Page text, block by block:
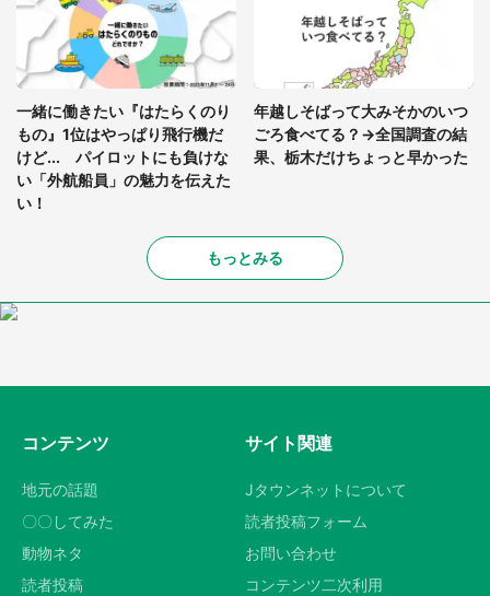
一緒に働きたい『はたらくのり
もの』1位はやっぱり飛行機だ
けど... パイロットにも負けな
い「外航船員」の魅力を伝えた
い！
年越しそばって大みそかのいつ
ごろ食べてる？→全国調査の結
果、栃木だけちょっと早かった
もっとみる
コンテンツ
地元の話題
〇〇してみた
動物ネタ
読者投稿
サイト関連
Jタウンネットについて
読者投稿フォーム
お問い合わせ
コンテンツ二次利用